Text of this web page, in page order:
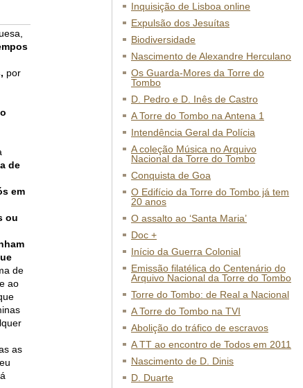
por
de
em
ou
de
ao
as
Inquisição de Lisboa online
Expulsão dos Jesuítas
Biodiversidade
Nascimento de Alexandre Herculano
Os Guarda-Mores da Torre do
Tombo
D. Pedro e D. Inês de Castro
A Torre do Tombo na Antena 1
Intendência Geral da Polícia
A coleção Música no Arquivo
Nacional da Torre do Tombo
Conquista de Goa
O Edifício da Torre do Tombo já tem
20 anos
O assalto ao ‘Santa Maria’
Doc +
Início da Guerra Colonial
Emissão filatélica do Centenário do
Arquivo Nacional da Torre do Tombo
Torre do Tombo: de Real a Nacional
A Torre do Tombo na TVI
Abolição do tráfico de escravos
A TT ao encontro de Todos em 2011
Nascimento de D. Dinis
D. Duarte